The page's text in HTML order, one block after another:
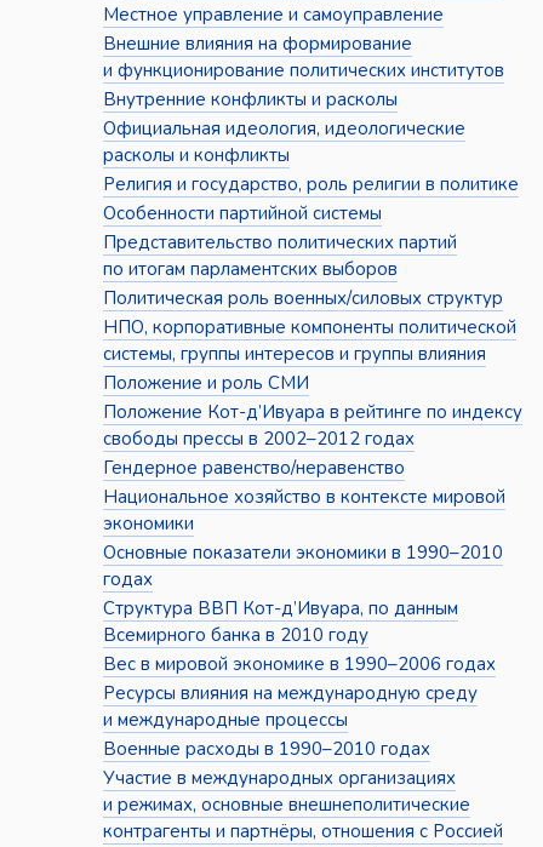
Местное управление и самоуправление
Внешние влияния на формирование
и функционирование политических институтов
Внутренние конфликты и расколы
Официальная идеология, идеологические
расколы и конфликты
Религия и государство, роль религии в политике
Особенности партийной системы
Представительство политических партий
по итогам парламентских выборов
Политическая роль военных/силовых структур
НПО, корпоративные компоненты политической
системы, группы интересов и группы влияния
Положение и роль СМИ
Положение Кот-д’Ивуара в рейтинге по индексу
свободы прессы в 2002–2012 годах
Гендерное равенство/неравенство
Национальное хозяйство в контексте мировой
экономики
Основные показатели экономики в 1990–2010
годах
Структура ВВП Кот-д’Ивуара, по данным
Всемирного банка в 2010 году
Вес в мировой экономике в 1990–2006 годах
Ресурсы влияния на международную среду
и международные процессы
Военные расходы в 1990–2010 годах
Участие в международных организациях
и режимах, основные внешнеполитические
контрагенты и партнёры, отношения с Россией